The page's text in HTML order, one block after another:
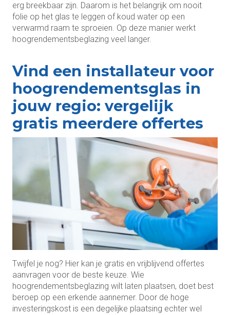
erg breekbaar zijn. Daarom is het belangrijk om nooit
folie op het glas te leggen of koud water op een
verwarmd raam te sproeien. Op deze manier werkt
hoogrendementsbeglazing veel langer.
Vind een installateur voor
hoogrendementsglas in
jouw regio: vergelijk
gratis meerdere offertes
Twijfel je nog? Hier kan je gratis en vrijblijvend offertes
aanvragen voor de beste keuze. Wie
hoogrendementsbeglazing wilt laten plaatsen, doet best
beroep op een erkende aannemer. Door de hoge
investeringskost is een degelijke plaatsing echter wel